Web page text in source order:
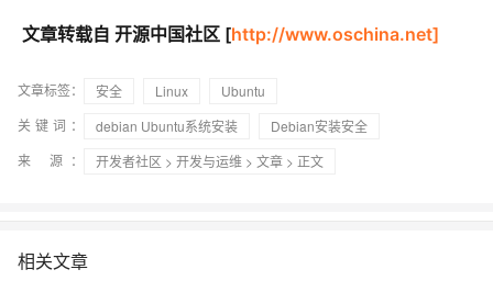
文章转载自 开源中国社区 [http://www.oschina.net]
文章标签： 安全 Linux
Ubuntu
关键词：
debian Ubuntu系统安装
Debian安装安全
来 源：
开发者社区 > 开发与运维 > 文章 > 正文
相关文章